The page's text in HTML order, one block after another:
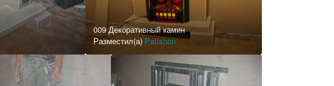
009 Декоративный камин
Разместил(а) Patishon